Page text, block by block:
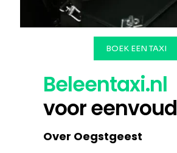
BOEK EEN TAXI
Beleentaxi.nl
voor eenvoud
Over Oegstgeest